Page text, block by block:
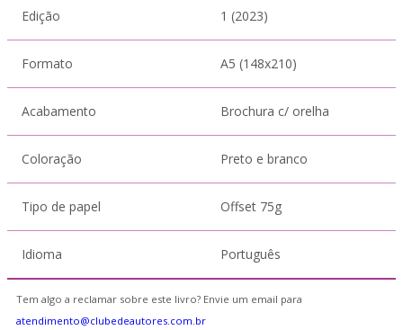
Edição 1 (2023)
Formato A5 (148x210)
Acabamento Brochura c/ orelha
Coloração Preto e branco
Tipo de papel Offset 75g
Idioma Português
Tem algo a reclamar sobre este livro? Envie um email para
atendimento@clubedeautores.com.br